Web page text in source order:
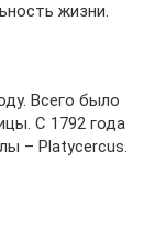
жизни.
Всего было
С 1792 года
– Platycercus.